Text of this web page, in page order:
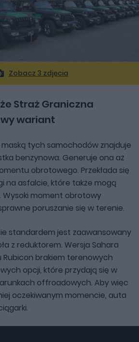
Zobacz 3 zdjęcia
Straż Graniczna
wariant
tych samochodów znajduje
benzynowa. Generuje ona aż
obrotowego. Przekłada się
na asfalcie, które także mogą
Wysoki moment obrotowy
poruszanie się w terenie.
standardem jest zaawansowany
z reduktorem. Wersja Sahara
Rubicon brakiem terenowych
opcji, które przydają się w
offroadowych. Aby więc
oczekiwanym momencie, auta